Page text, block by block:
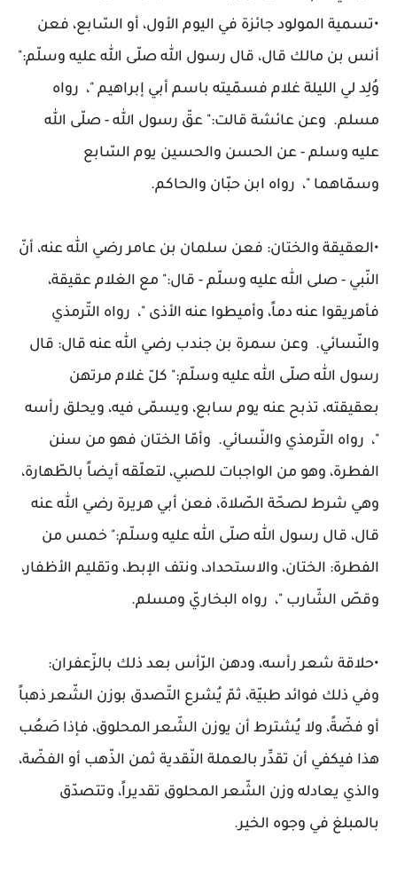
•تسمية المولود جائزة في اليوم الأول، أو السّابع، فعن
أنس بن مالك قال، قال رسول الله صلّى الله عليه وسلّم:"
وُلِد لي الليلة غلام فسمّيته باسم أبي إبراهيم "، رواه
مسلم. وعن عائشة قالت:" عقّ رسول الله - صلّى الله
عليه وسلم - عن الحسن والحسين يوم السّابع
وسمّاهما "، رواه ابن حبّان والحاكم.
•العقيقة والختان: فعن سلمان بن عامر رضي الله عنه، أنّ
النّبي - صلى الله عليه وسلّم - قال:" مع الغلام عقيقة،
فأهريقوا عنه دماً، وأميطوا عنه الأذى "، رواه التّرمذي
والنّسائي. وعن سمرة بن جندب رضي الله عنه قال: قال
رسول الله صلّى الله عليه وسلّم:" كلّ غلام مرتهن
بعقيقته، تذبح عنه يوم سابع، ويسمّى فيه، ويحلق رأسه
"، رواه التّرمذي والنّسائي. وأمّا الختان فهو من سنن
الفطرة، وهو من الواجبات للصبي، لتعلّقه أيضاً بالطّهارة،
وهي شرط لصحّة الصّلاة، فعن أبي هريرة رضي الله عنه
قال، قال رسول الله صلّى الله عليه وسلّم:" خمس من
الفطرة: الختان، والاستحداد، ونتف الإبط، وتقليم الأظفار،
وقصّ الشّارب "، رواه البخاريّ ومسلم.
•حلاقة شعر رأسه، ودهن الرّأس بعد ذلك بالزّعفران:
وفي ذلك فوائد طبيّة، ثمّ يُشرع التّصدق بوزن الشّعر ذهباً
أو فضّةً، ولا يُشترط أن يوزن الشّعر المحلوق، فإذا صَعُب
هذا فيكفي أن تقدِّر بالعملة النّقدية ثمن الذّهب أو الفضّة،
والذي يعادله وزن الشّعر المحلوق تقديراً، وتتصدّق
بالمبلغ في وجوه الخير.